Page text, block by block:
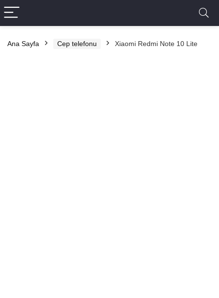
Ana Sayfa Cep telefonu Xiaomi Redmi Note 10 Lite